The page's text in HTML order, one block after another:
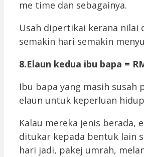
me time dan sebagainya.
Usah dipertikai kerana nilai
semakin hari semakin
8.Elaun kedua ibu bapa =
Ibu bapa yang masih susah
elaun untuk keperluan
Kalau mereka jenis berada,
ditukar kepada bentuk lain
hari jadi, pakej umrah,